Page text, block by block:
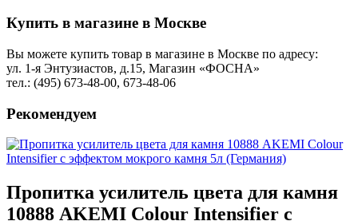
Купить в магазине в Москве
Вы можете купить товар в магазине в Москве по адресу:
ул. 1-я Энтузиастов, д.15, Магазин «ФОСНА»
тел.: (495) 673-48-00, 673-48-06
Рекомендуем
Пропитка усилитель цвета для камня
10888 AKEMI Colour Intensifier с